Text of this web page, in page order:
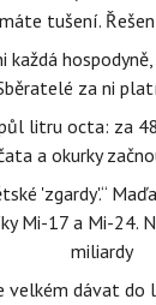
tušení.
každá
za ni
litru octa: za
a okurky
'zgardy'.“
Mi-17 a Mi-24.
miliardy
velkém dávat